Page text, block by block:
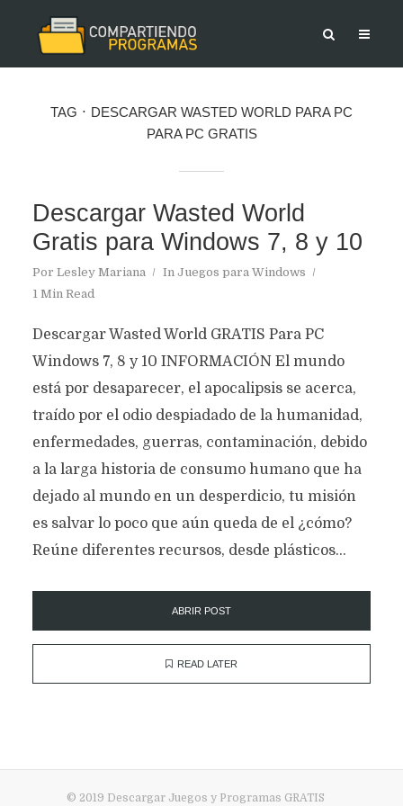
TAG
DESCARGAR WASTED WORLD PARA PC
PARA PC GRATIS
Descargar Wasted World
Gratis para Windows 7, 8 y 10
Por Lesley Mariana In Juegos para Windows
1 Min Read
Descargar Wasted World GRATIS Para PC
Windows 7, 8 y 10 INFORMACIÓN El mundo
está por desaparecer, el apocalipsis se acerca,
traído por el odio despiadado de la humanidad,
enfermedades, guerras, contaminación, debido
a la larga historia de consumo humano que ha
dejado al mundo en un desperdicio, tu misión
es salvar lo poco que aún queda de el ¿cómo?
Reúne diferentes recursos, desde plásticos...
ABRIR POST
READ LATER
© 2019 Descargar Juegos y Programas GRATIS